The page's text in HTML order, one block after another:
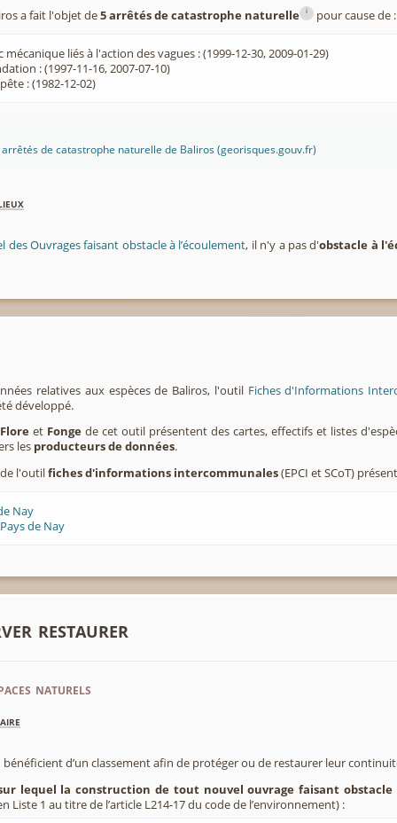
a fait l'objet de5 arrêtés de catastrophe naturelle i pour cause de :
liés à l'action des vagues : (1999-12-30, 2009-01-29)
: (1997-11-16, 2007-07-10)
: (1982-12-02)
de catastrophe naturelle de Baliros (georisques.gouv.fr)
des Ouvrages faisant obstacle à l’écoulement, il n'y a pas d'obstacle à
relatives aux espèces de Baliros, l'outil Fiches d'Informations
développé.
Flore et Fonge de cet outil présentent des cartes, effectifs et listes
les producteurs de données.
l'outilfiches d'informations intercommunales(EPCI et SCoT)
Nay
de Nay
restaurer
naturels
bénéficient d’un classement afin de protéger ou de restaurer leur
lequel la construction de tout nouvel ouvrage faisant
Liste 1 au titre de l’article L214-17 du code de l’environnement) :